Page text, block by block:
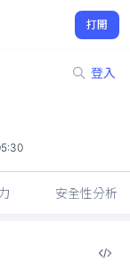
打開
登入
安全性分析